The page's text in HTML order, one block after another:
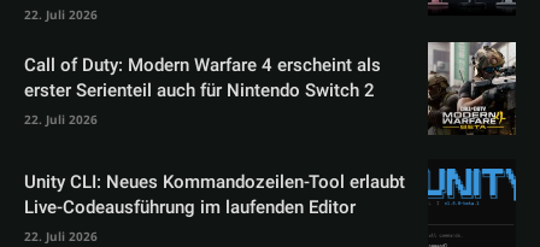
22. Juli 2026
Call of Duty: Modern Warfare 4 erscheint als
erster Serienteil auch für Nintendo Switch 2
22. Juli 2026
Unity CLI: Neues Kommandozeilen-Tool erlaubt
Live-Codeausführung im laufenden Editor
22. Juli 2026